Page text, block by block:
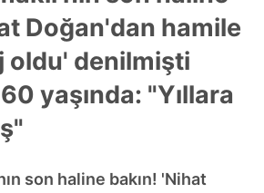
Doğan'dan hamile
oldu' denilmişti
yaşında: "Yıllara
son haline bakın! 'Nihat